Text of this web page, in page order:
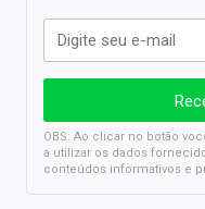
OBS: Ao clicar no botão
a utilizar os dados
conteúdos informativos e